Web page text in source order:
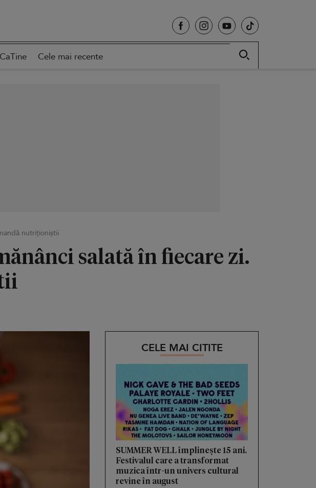
CaTine Cele mai recente
nutriționiștii
salată în fiecare zi.
CELE MAI CITITE
SUMMER WELL împlinește 15 ani.
Festivalul care a transformat
muzica într-un univers cultural
revine în august